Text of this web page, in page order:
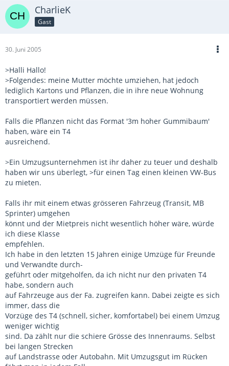
CharlieK
Gast
30. Juni 2005
>Halli Hallo!
>Folgendes: meine Mutter möchte umziehen, hat jedoch
lediglich Kartons und Pflanzen, die in ihre neue Wohnung
transportiert werden müssen.
Falls die Pflanzen nicht das Format '3m hoher Gummibaum'
haben, wäre ein T4
ausreichend.
>Ein Umzugsunternehmen ist ihr daher zu teuer und deshalb
haben wir uns überlegt, >für einen Tag einen kleinen VW-Bus
zu mieten.
Falls ihr mit einem etwas grösseren Fahrzeug (Transit, MB
Sprinter) umgehen
könnt und der Mietpreis nicht wesentlich höher wäre, würde
ich diese Klasse
empfehlen.
Ich habe in den letzten 15 Jahren einige Umzüge für Freunde
und Verwandte durch-
geführt oder mitgeholfen, da ich nicht nur den privaten T4
habe, sondern auch
auf Fahrzeuge aus der Fa. zugreifen kann. Dabei zeigte es sich
immer, dass die
Vorzüge des T4 (schnell, sicher, komfortabel) bei einem Umzug
weniger wichtig
sind. Da zählt nur die schiere Grösse des Innenraums. Selbst
bei langen Strecken
auf Landstrasse oder Autobahn. Mit Umzugsgut im Rücken